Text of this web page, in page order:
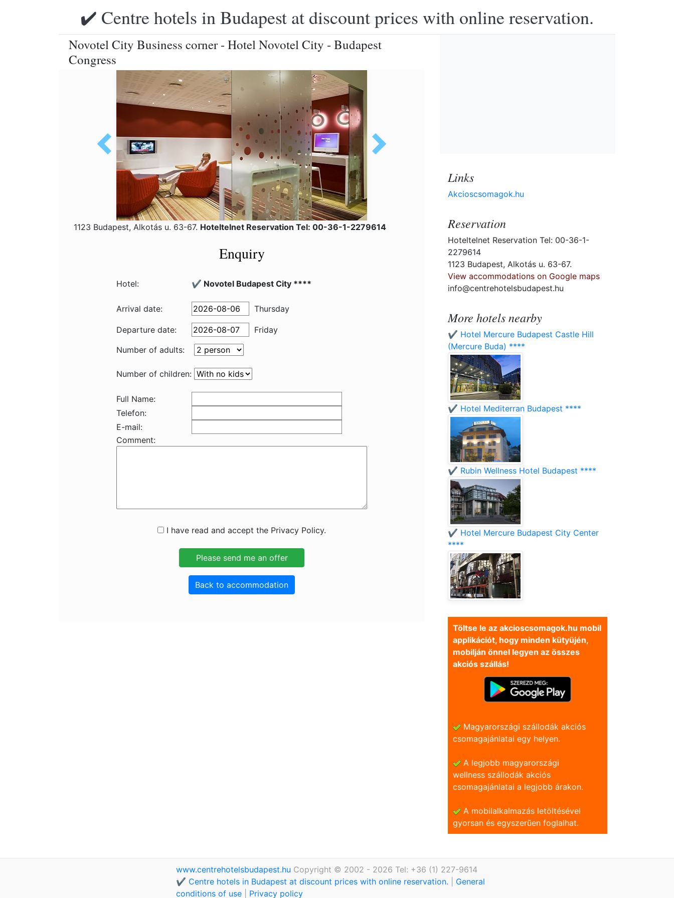
✔️ Centre hotels in Budapest at discount prices with online reservation.
Novotel City Business corner - Hotel Novotel City - Budapest
Congress
1123 Budapest, Alkotás u. 63-67. Hoteltelnet Reservation Tel: 00-36-1-2279614
Enquiry
Hotel: ✔️ Novotel Budapest City ****
Arrival date: Thursday
Departure date:
Friday
Number of adults:
Number of children:
Full Name:
Telefon:
E-mail:
Comment:
I have read and accept the Privacy Policy.
Back to accommodation
Links
Akcioscsomagok.hu
Reservation
Hoteltelnet Reservation Tel: 00-36-1-
2279614
1123 Budapest, Alkotás u. 63-67.
View accommodations on Google maps
info@centrehotelsbudapest.hu
More hotels nearby
✔️ Hotel Mercure Budapest Castle Hill
(Mercure Buda) ****
✔️ Hotel Mediterran Budapest ****
✔️ Rubin Wellness Hotel Budapest ****
✔️ Hotel Mercure Budapest City Center
****
Töltse le az akcioscsomagok.hu mobil
applikációt, hogy minden kütyüjén,
mobilján önnel legyen az összes
akciós szállás!
Magyarországi szállodák akciós
csomagajánlatai egy helyen.
A legjobb magyarországi
wellness szállodák akciós
csomagajánlatai a legjobb árakon.
A mobilalkalmazás letöltésével
gyorsan és egyszerũen foglalhat.
www.centrehotelsbudapest.hu Copyright © 2002 - 2026 Tel: +36 (1) 227-9614
✔️ Centre hotels in Budapest at discount prices with online reservation.
General
conditions of use
Privacy policy